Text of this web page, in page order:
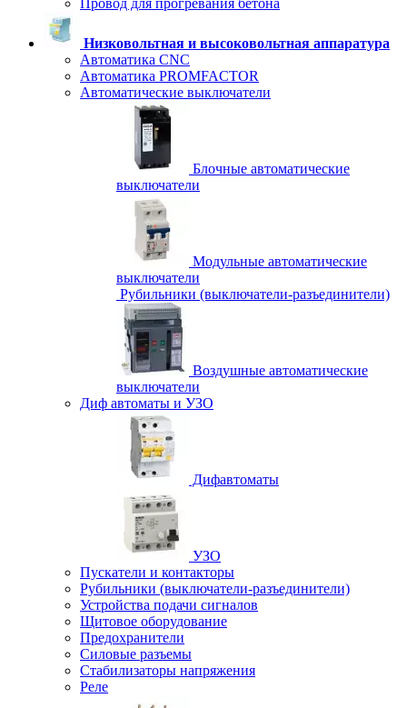
Провод для прогревания бетона
Низковольтная и высоковольтная аппаратура
Автоматика CNC
Автоматика PROMFACTOR
Автоматические выключатели
Блочные автоматические
выключатели
Модульные автоматические
выключатели
Рубильники (выключатели-разъединители)
Воздушные автоматические
выключатели
Диф автоматы и УЗО
Дифавтоматы
УЗО
Пускатели и контакторы
Рубильники (выключатели-разъединители)
Устройства подачи сигналов
Щитовое оборудование
Предохранители
Силовые разъемы
Стабилизаторы напряжения
Реле